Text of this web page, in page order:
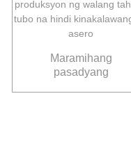
Maramihang
pasadyang